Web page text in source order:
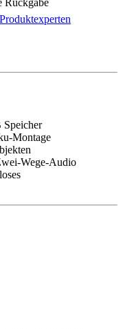
Montage
Wege-Audio